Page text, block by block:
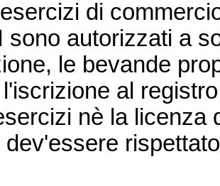
di
sono autorizzati a
le bevande
al
nè la licenza
dev'essere